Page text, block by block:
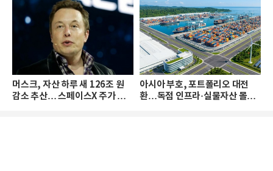
머스크, 자산 하루 새 126조 원
감소 추산… 스페이스X 주가 하
아시아 부호, 포트폴리오 대전
환…독점 인프라·실물자산 몰린